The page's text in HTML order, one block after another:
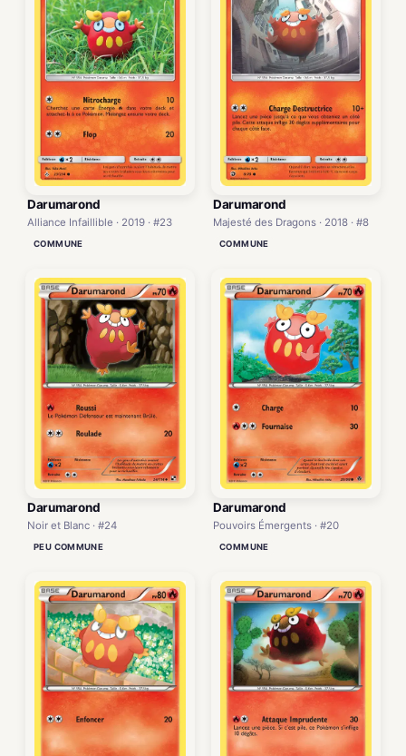
Darumarond
Alliance Infaillible · 2019 · #23
COMMUNE
Darumarond
Majesté des Dragons · 2018 · #8
COMMUNE
Darumarond
Noir et Blanc · #24
PEU COMMUNE
Darumarond
Pouvoirs Émergents · #20
COMMUNE